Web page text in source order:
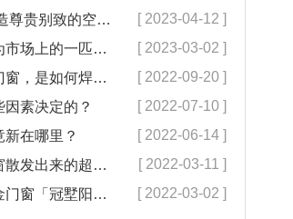
民国风门窗厂 为你创造尊贵别致的空间【冠墅阳光】 [ 2023-04-12 ]
仿古中式门窗如何成为市场上的一匹黑马【冠墅阳光】 [ 2023-03-02 ]
武汉客户定制的中式门窗，是如何焊接的呢？ [ 2022-09-20 ]
素决定的？ [ 2022-07-10 ]
在哪里？ [ 2022-06-14 ]
中式小院搭配复古门窗散发出来的超凡气质 「冠墅阳光」 [ 2022-03-11 ]
儋州市仿古断桥铝合金门窗「冠墅阳光」 [ 2022-03-02 ]